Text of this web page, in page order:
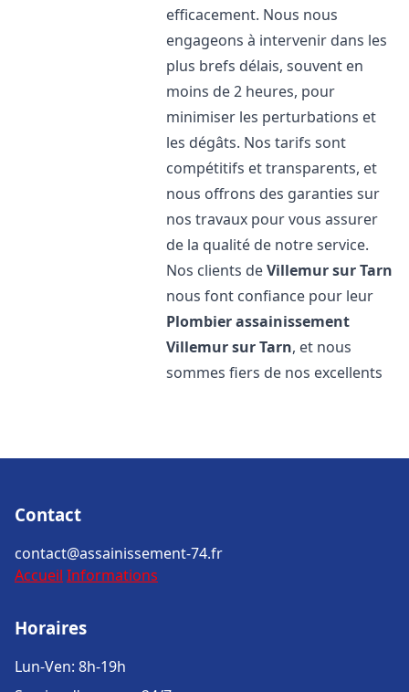
efficacement. Nous nous
engageons à intervenir dans les
plus brefs délais, souvent en
moins de 2 heures, pour
minimiser les perturbations et
les dégâts. Nos tarifs sont
compétitifs et transparents, et
nous offrons des garanties sur
nos travaux pour vous assurer
de la qualité de notre service.
Nos clients deVillemur sur Tarn
nous font confiance pour leur
Plombier assainissement
Villemur sur Tarn, et nous
sommes fiers de nos excellents
Contact
contact@assainissement-74.fr
Accueil Informations
Horaires
Lun-Ven: 8h-19h